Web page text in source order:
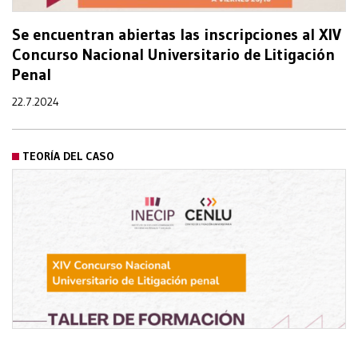
Se encuentran abiertas las inscripciones al XIV
Concurso Nacional Universitario de Litigación
Penal
22.7.2024
TEORÍA DEL CASO